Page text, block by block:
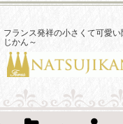
フランス発祥の小さくて可愛
じかん～